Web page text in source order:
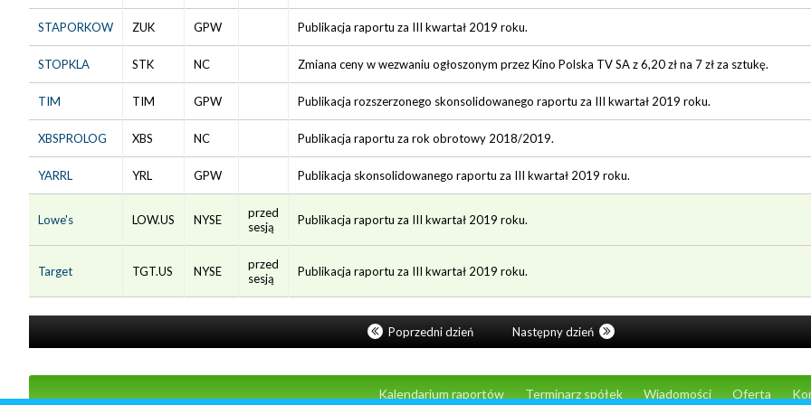
STAPORKOW ZUK GPW Publikacja raportu za III kwartał 2019 roku.
STOPKLA STK NC Zmiana ceny w wezwaniu ogłoszonym przez Kino Polska TV SA z 6,20 zł na 7 zł za sztukę.
TIM TIM GPW Publikacja rozszerzonego skonsolidowanego raportu za III kwartał 2019 roku.
XBSPROLOG XBS NC Publikacja raportu za rok obrotowy 2018/2019.
YARRL YRL GPW Publikacja skonsolidowanego raportu za III kwartał 2019 roku.
Lowe's LOW.US NYSE
przed
sesją
Publikacja raportu za III kwartał 2019 roku.
Target TGT.US NYSE
przed
sesją
Publikacja raportu za III kwartał 2019 roku.
Poprzedni dzień Następny dzień
Kalendarium raportów Terminarz spółek Wiadomości Oferta